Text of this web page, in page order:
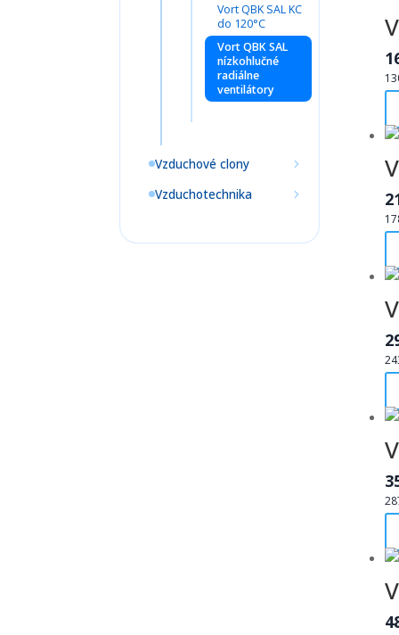
Vort QBK SAL KC
do 120°C
Vort QBK SAL
nízkohlučné
radiálne
ventilátory
Vzduchové clony
Vzduchotechnika